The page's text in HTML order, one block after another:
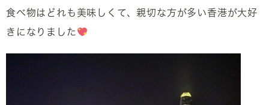
食べ物はどれも美味しくて、親切な方が多い香港が大好
きになりました